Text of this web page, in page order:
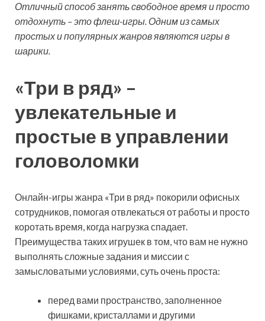
Отличный способ занять свободное время и просто
отдохнуть – это флеш-игры. Одним из самых
простых и популярных жанров являются игры в
шарики.
«Три в ряд» –
увлекательные и
простые в управлении
головоломки
Онлайн-игры жанра «Три в ряд» покорили офисных
сотрудников, помогая отвлекаться от работы и просто
коротать время, когда нагрузка спадает.
Преимущества таких игрушек в том, что вам не нужно
выполнять сложные задания и миссии с
замысловатыми условиями, суть очень проста:
перед вами пространство, заполненное
фишками, кристаллами и другими